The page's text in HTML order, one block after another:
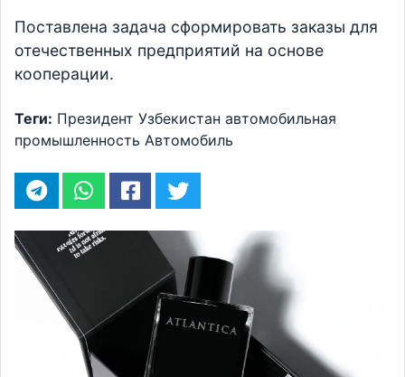
Поставлена задача сформировать заказы для
отечественных предприятий на основе
кооперации.
Теги: Президент Узбекистан автомобильная
промышленность Автомобиль